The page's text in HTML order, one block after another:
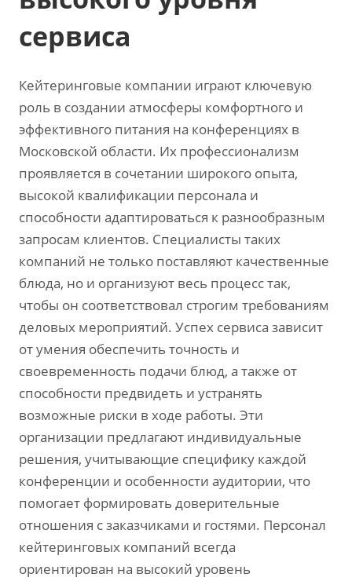
сервиса
Кейтеринговые компании играют ключевую
роль в создании атмосферы комфортного и
эффективного питания на конференциях в
Московской области. Их профессионализм
проявляется в сочетании широкого опыта,
высокой квалификации персонала и
способности адаптироваться к разнообразным
запросам клиентов. Специалисты таких
компаний не только поставляют качественные
блюда, но и организуют весь процесс так,
чтобы он соответствовал строгим требованиям
деловых мероприятий. Успех сервиса зависит
от умения обеспечить точность и
своевременность подачи блюд, а также от
способности предвидеть и устранять
возможные риски в ходе работы. Эти
организации предлагают индивидуальные
решения, учитывающие специфику каждой
конференции и особенности аудитории, что
помогает формировать доверительные
отношения с заказчиками и гостями. Персонал
кейтеринговых компаний всегда
ориентирован на высокий уровень